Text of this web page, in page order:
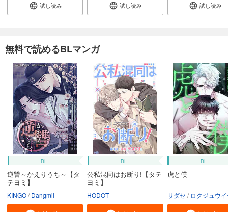
試し読み 試し読み 試し読み
無料で読めるBLマンガ
BL
逆讐～かえりうち～【タ
テヨミ】
KINGO Dangmil
BL
公私混同はお断り!【タテ
ヨミ】
HODOT
BL
虎と僕
サダセ ロクジュウ